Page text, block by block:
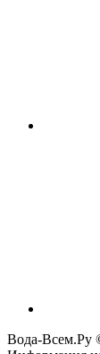
Вода-Всем.Ру